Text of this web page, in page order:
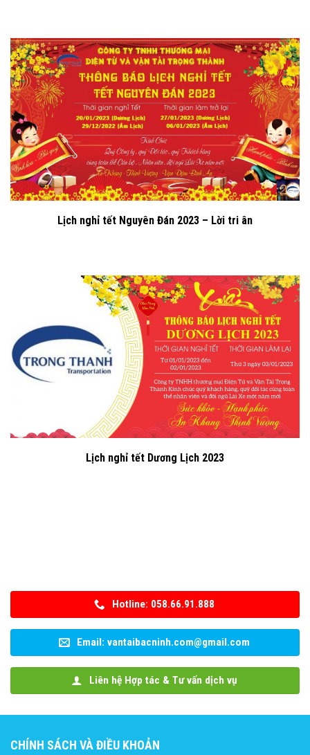
Lịch nghỉ tết Nguyên Đán 2023 – Lời tri ân
Lịch nghỉ tết Dương Lịch 2023
Hotline: 058.66.91.888
Email: vantaibacninh.com@gmail.com
Liên hệ Hợp tác & Tư vấn dịch vụ
CHÍNH SÁCH VÀ ĐIỀU KHOẢN